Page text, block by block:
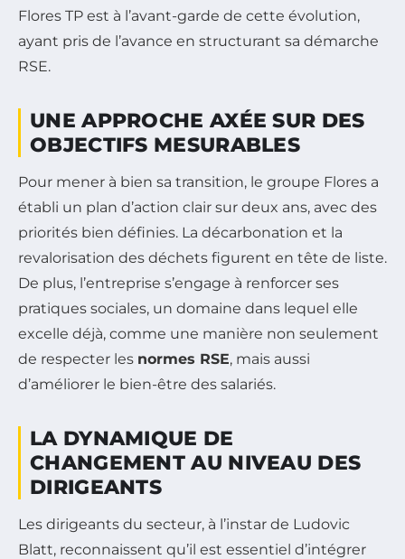
Flores TP est à l’avant-garde de cette évolution,
ayant pris de l’avance en structurant sa démarche
RSE.
UNE APPROCHE AXÉE SUR DES
OBJECTIFS MESURABLES
Pour mener à bien sa transition, le groupe Flores a
établi un plan d’action clair sur deux ans, avec des
priorités bien définies. La décarbonation et la
revalorisation des déchets figurent en tête de liste.
De plus, l’entreprise s’engage à renforcer ses
pratiques sociales, un domaine dans lequel elle
excelle déjà, comme une manière non seulement
de respecter les normes RSE, mais aussi
d’améliorer le bien-être des salariés.
LA DYNAMIQUE DE
CHANGEMENT AU NIVEAU DES
DIRIGEANTS
Les dirigeants du secteur, à l’instar de Ludovic
Blatt, reconnaissent qu’il est essentiel d’intégrer